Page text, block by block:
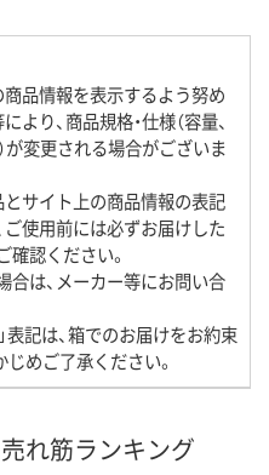
品情報を表示するよう努め
り、商品規格・仕様（容量、
が変更される場合がございま
とサイト上の商品情報の表記
使用前には必ずお届けした
認ください。
合は、メーカー等にお問い合
表記は、箱でのお届けをお約束
めご了承ください。
れ筋ランキング